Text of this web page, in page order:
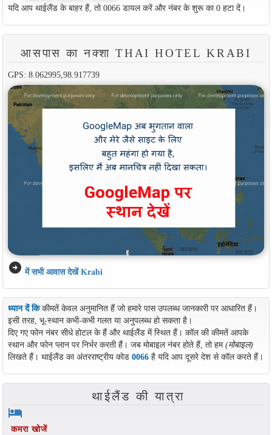
यदि आप थाईलैंड के बाहर हैं, तो 0066 डायल करें और नंबर के शुरू का 0 हटा दें।
आसपास का नक्शा THAI HOTEL KRABI
GPS: 8.062995,98.917739
arrow_circle_right में सभी आवास देखें Krabi
ध्यान दें किकीमतें केवल अनुमानित हैं जो हमारे पास उपलब्ध जानकारी पर आधारित हैं।
इसी तरह, भू-स्थान कभी-कभी गलत या अनुपलब्ध हो सकता है।
दिए गए फोन नंबर सीधे होटल के हैं और थाईलैंड में स्थित हैं। कॉल की कीमतें आपके
स्थान और फोन प्लान पर निर्भर करती हैं। जब मोबाइल नंबर होते हैं, तो हम(मोबाइल)
लिखते हैं। थाईलैंड का अंतरराष्ट्रीय कोड 0066है यदि आप दूसरे देश से कॉल करते हैं।
थाईलैंड की यात्रा
hotel
कमरा खोजें